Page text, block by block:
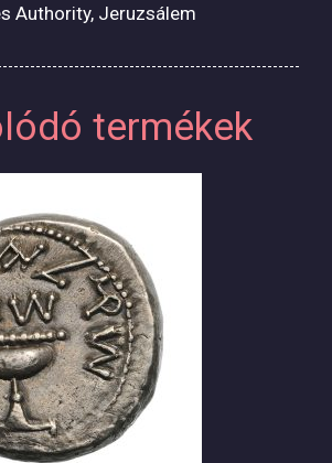
Authority, Jeruzsálem
termékek